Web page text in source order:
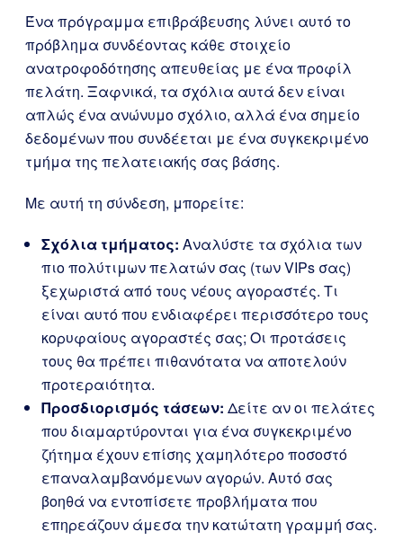
Ένα πρόγραμμα επιβράβευσης λύνει αυτό το
πρόβλημα συνδέοντας κάθε στοιχείο
ανατροφοδότησης απευθείας με ένα προφίλ
πελάτη. Ξαφνικά, τα σχόλια αυτά δεν είναι
απλώς ένα ανώνυμο σχόλιο, αλλά ένα σημείο
δεδομένων που συνδέεται με ένα συγκεκριμένο
τμήμα της πελατειακής σας βάσης.
Με αυτή τη σύνδεση, μπορείτε:
Σχόλια τμήματος: Αναλύστε τα σχόλια των
πιο πολύτιμων πελατών σας (των VIPs σας)
ξεχωριστά από τους νέους αγοραστές. Τι
είναι αυτό που ενδιαφέρει περισσότερο τους
κορυφαίους αγοραστές σας; Οι προτάσεις
τους θα πρέπει πιθανότατα να αποτελούν
προτεραιότητα.
Προσδιορισμός τάσεων: Δείτε αν οι πελάτες
που διαμαρτύρονται για ένα συγκεκριμένο
ζήτημα έχουν επίσης χαμηλότερο ποσοστό
επαναλαμβανόμενων αγορών. Αυτό σας
βοηθά να εντοπίσετε προβλήματα που
επηρεάζουν άμεσα την κατώτατη γραμμή σας.